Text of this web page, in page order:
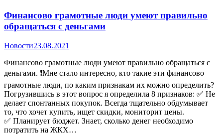
Финансово грамотные люди умеют правильно
обращаться с деньгами
Новости23.08.2021
Финансово грамотные люди умеют правильно обращаться с
деньгами. ❗Мне стало интересно, кто такие эти финансово
грамотные люди, по каким признакам их можно определить?
Погрузившись в этот вопрос я определила 8 признаков: ✅ Не
делает спонтанных покупок. Всегда тщательно обдумывает
то, что хочет купить, ищет скидки, мониторит цены.
✅ Планирует бюджет. Знает, сколько денег необходимо
потратить на ЖКХ…